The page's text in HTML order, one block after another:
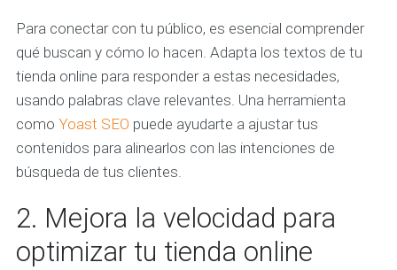
Para conectar con tu público, es esencial comprender
qué buscan y cómo lo hacen. Adapta los textos de tu
tienda online para responder a estas necesidades,
usando palabras clave relevantes. Una herramienta
como Yoast SEO puede ayudarte a ajustar tus
contenidos para alinearlos con las intenciones de
búsqueda de tus clientes.
2. Mejora la velocidad para
optimizar tu tienda online